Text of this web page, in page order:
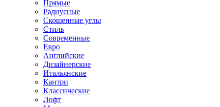
Прямые
Радиусные
Скошенные углы
Стиль
Современные
Евро
Английские
Дизайнерские
Итальянские
Кантри
Классические
Лофт